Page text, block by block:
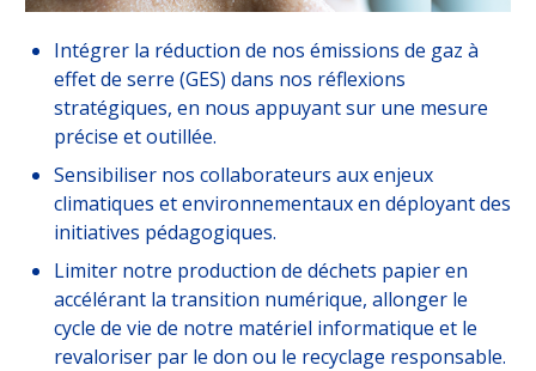
Intégrer la réduction de nos émissions de gaz à
effet de serre (GES) dans nos réflexions
stratégiques, en nous appuyant sur une mesure
précise et outillée.
Sensibiliser nos collaborateurs aux enjeux
climatiques et environnementaux en déployant des
initiatives pédagogiques.
Limiter notre production de déchets papier en
accélérant la transition numérique, allonger le
cycle de vie de notre matériel informatique et le
revaloriser par le don ou le recyclage responsable.